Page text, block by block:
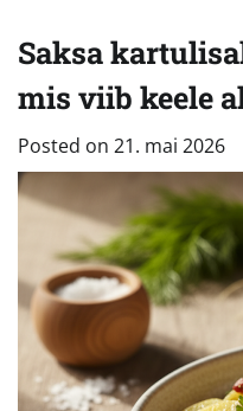
Saksa
mis viib keele
Posted on 21. mai 2026